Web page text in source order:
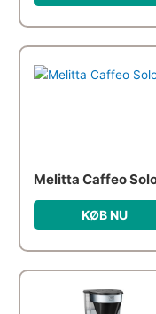
KØB NU